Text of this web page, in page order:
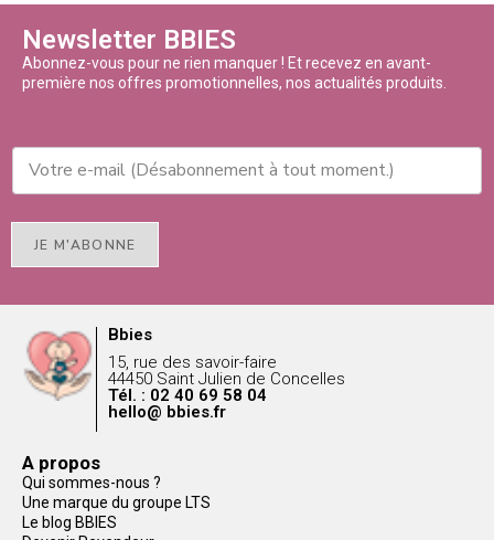
Newsletter BBIES
Abonnez-vous pour ne rien manquer ! Et recevez en avant-
première nos offres promotionnelles, nos actualités produits.
JE M'ABONNE
Bbies
15, rue des savoir-faire
44450 Saint Julien de Concelles
Tél. : 02 40 69 58 04
hello@ bbies.fr
A propos
Qui sommes-nous ?
Une marque du groupe LTS
Le blog BBIES